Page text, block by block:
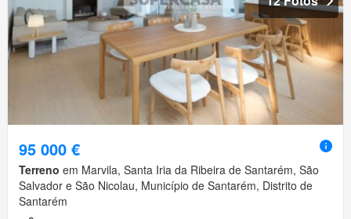
95 000 €
Terreno em Marvila, Santa Iria da Ribeira de Santarém, São
Salvador e São Nicolau, Município de Santarém, Distrito de
Santarém